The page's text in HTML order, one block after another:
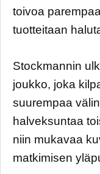
toivoa
tuotteitaan
Stockmannin
joukko, joka
suurempaa
halveksuntaa
niin mukavaa
matkimisen